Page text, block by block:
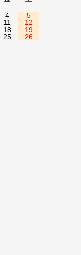
4
5
11
12
18
19
25
26